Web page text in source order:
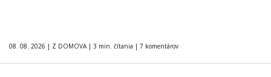
08. 08. 2026 | Z DOMOVA | 3 min. čítania | 7 komentárov